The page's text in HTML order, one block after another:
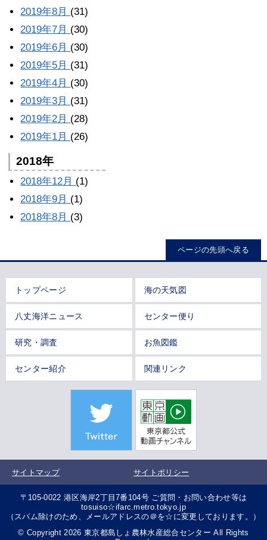
2019年8月 (31)
2019年7月 (30)
2019年6月 (30)
2019年5月 (31)
2019年4月 (30)
2019年3月 (31)
2019年2月 (28)
2019年1月 (26)
2018年
2018年12月 (1)
2018年9月 (1)
2018年8月 (3)
ページの先頭へ戻る
トップページ 海の天気図
八丈海洋ニュース センター便り
研究・調査 お魚図鑑
センター紹介 関連リンク
サイトマップ サイトポリシー
〒105-0022 港区海岸2丁目7番104号 ご質問・お問い合わせ等は
tosuiso☆ifarc.metro.tokyo.jp
（スパム除けのため、メールアドレスの＠を☆に変更しております。）
© Copyright 2026 東京都島しょ農林水産総合センター All Rights